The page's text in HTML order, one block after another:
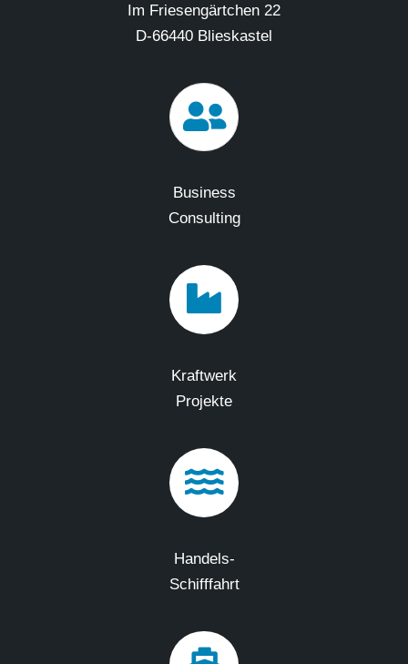
Im Friesengärtchen 22
D-66440 Blieskastel
Business
Consulting
Kraftwerk
Projekte
Handels-
Schifffahrt